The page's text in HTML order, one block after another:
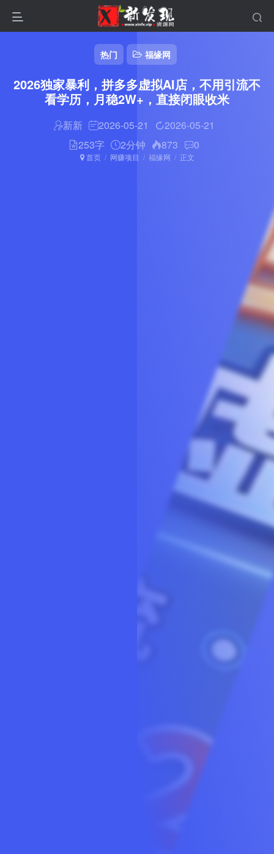
热门 福缘网
2026独家暴利，拼多多虚拟AI店，不用引流不
看学历，月稳2W+，直接闭眼收米
新新 2026-05-21
2026-05-21
253字
2分钟 873 0
首页 网赚项目 福缘网 正文